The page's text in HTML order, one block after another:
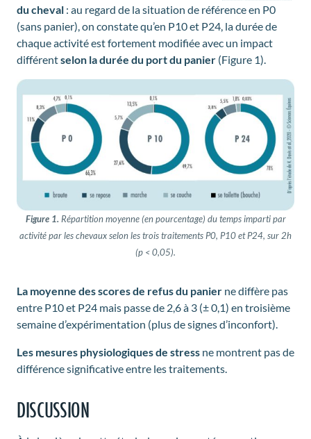
du cheval : au regard de la situation de référence en P0
(sans panier), on constate qu’en P10 et P24, la durée de
chaque activité est fortement modifiée avec un impact
différentselon la durée du port du panier (Figure 1).
Figure 1. Répartition moyenne (en pourcentage) du temps imparti par
activité par les chevaux selon les trois traitements P0, P10 et P24, sur 2h
(p < 0,05).
La moyenne des scores de refus du panier ne diffère pas
entre P10 et P24 mais passe de 2,6 à 3 (± 0,1) en troisième
semaine d’expérimentation (plus de signes d’inconfort).
Les mesures physiologiques de stress ne montrent pas de
différence significative entre les traitements.
DISCUSSION